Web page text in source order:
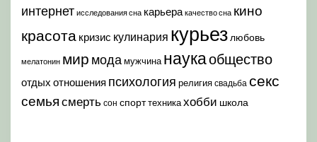
интернет исследования сна карьера качество сна кино
красота кризис кулинария курьез любовь
мелатонин мир модамужчина наукаобщество
отдых отношения психология религия свадьба секс
семья смерть сон спорттехникахобби школа